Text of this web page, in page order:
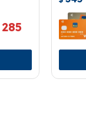
285